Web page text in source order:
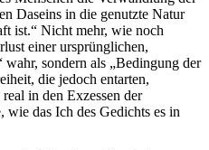
Daseins in die genutzte Natur
ist.“ Nicht mehr, wie noch
einer ursprünglichen,
sondern als „Bedingung der
die jedoch entarten,
in den Exzessen der
wie das Ich des Gedichts es in